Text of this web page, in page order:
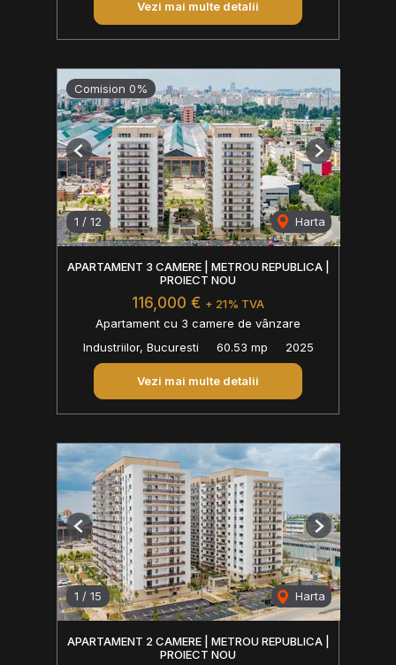
Vezi mai multe detalii
Comision 0%
1 / 12 Harta
Previous Next
APARTAMENT 3 CAMERE | METROU REPUBLICA |
PROIECT NOU
116,000 € + 21% TVA
Apartament cu 3 camere de vânzare
Industriilor, Bucuresti
60.53 mp 2025
Vezi mai multe detalii
1 / 15 Harta
Previous Next
APARTAMENT 2 CAMERE | METROU REPUBLICA |
PROIECT NOU